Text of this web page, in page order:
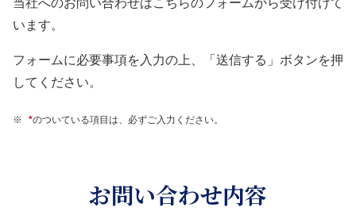
当社へのお問い合わせはこちらのフォームから受け付けて
います。
フォームに必要事項を入力の上、「送信する」ボタンを押
してください。
※ *のついている項目は、必ずご入力ください。
お問い合わせ内容